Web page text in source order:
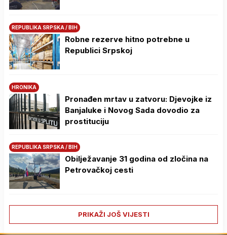
REPUBLIKA SRPSKA / BIH
Robne rezerve hitno potrebne u
Republici Srpskoj
HRONIKA
Pronađen mrtav u zatvoru: Djevojke iz
Banjaluke i Novog Sada dovodio za
prostituciju
REPUBLIKA SRPSKA / BIH
Obilježavanje 31 godina od zločina na
Petrovačkoj cesti
PRIKAŽI JOŠ VIJESTI